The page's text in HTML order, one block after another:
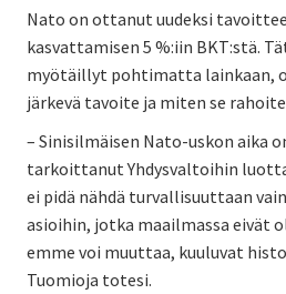
Nato on ottanut uudeksi
kasvattamisen 5 %:iin BKT:stä.
myötäillyt pohtimatta lainkaan,
järkevä tavoite ja miten se
– Sinisilmäisen Nato-uskon aika
tarkoittanut Yhdysvaltoihin
ei pidä nähdä turvallisuuttaan
asioihin, jotka maailmassa eivät
emme voi muuttaa, kuuluvat
Tuomioja totesi.